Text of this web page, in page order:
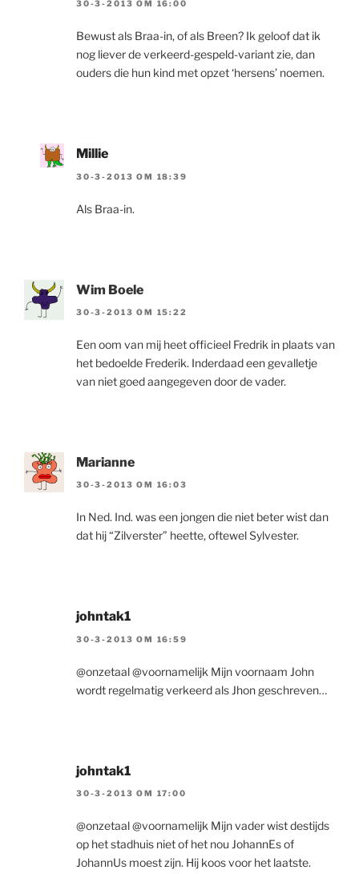
30-3-2013 OM 16:00
Bewust als Braa-in, of als Breen? Ik geloof dat ik
nog liever de verkeerd-gespeld-variant zie, dan
ouders die hun kind met opzet ‘hersens’ noemen.
Millie
30-3-2013 OM 18:39
Als Braa-in.
Wim Boele
30-3-2013 OM 15:22
Een oom van mij heet officieel Fredrik in plaats van
het bedoelde Frederik. Inderdaad een gevalletje
van niet goed aangegeven door de vader.
Marianne
30-3-2013 OM 16:03
In Ned. Ind. was een jongen die niet beter wist dan
dat hij “Zilverster” heette, oftewel Sylvester.
johntak1
30-3-2013 OM 16:59
@onzetaal @voornamelijk Mijn voornaam John
wordt regelmatig verkeerd als Jhon geschreven…
johntak1
30-3-2013 OM 17:00
@onzetaal @voornamelijk Mijn vader wist destijds
op het stadhuis niet of het nou JohannEs of
JohannUs moest zijn. Hij koos voor het laatste.